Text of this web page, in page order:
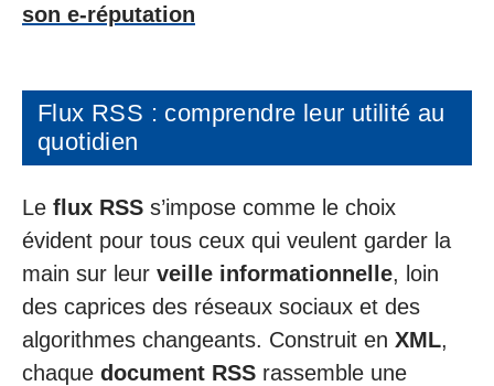
son e-réputation
Flux RSS : comprendre leur utilité au
quotidien
Le flux RSS s’impose comme le choix
évident pour tous ceux qui veulent garder la
main sur leur veille informationnelle, loin
des caprices des réseaux sociaux et des
algorithmes changeants. Construit en XML,
chaque document RSS rassemble une